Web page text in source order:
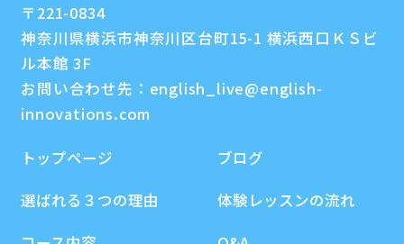
〒221-0834
神奈川県横浜市神奈川区台町15-1 横浜西口ＫＳビ
ル本館 3F
お問い合わせ先： english_live@english-
innovations.com
トップページ
選ばれる３つの理由
ブログ
体験レッスンの流れ